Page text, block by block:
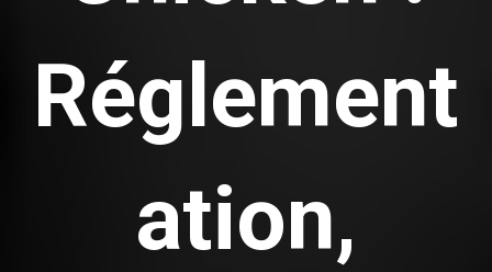
Réglement
ation,